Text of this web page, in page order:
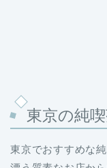
東京の純喫
漂う質素なお店か